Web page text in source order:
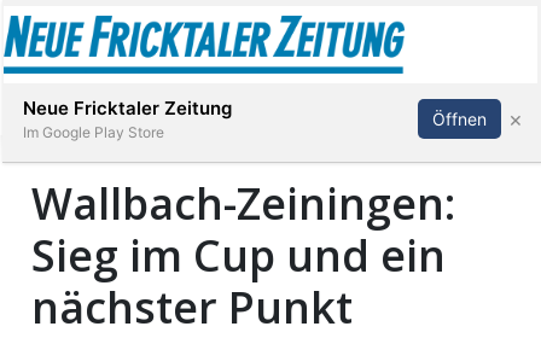
Abonnieren Anmelden
Wallbach-Zeiningen:
Sieg im Cup und ein
nächster Punkt
Neue Fricktaler Zeitung
Im Google Play Store
Öffnen ×